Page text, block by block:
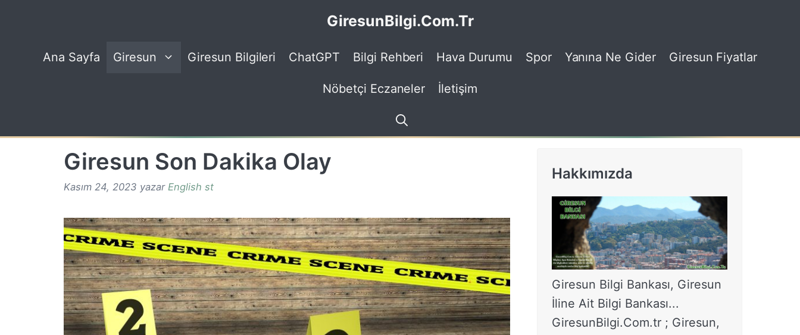
GiresunBilgi.Com.Tr
Ana Sayfa Giresun Giresun Bilgileri ChatGPT Bilgi Rehberi Hava Durumu Spor Yanına Ne Gider Giresun Fiyatlar
Nöbetçi Eczaneler İletişim
Giresun Son Dakika Olay
Kasım 24, 2023 yazar English st
Hakkımızda
Giresun Bilgi Bankası, Giresun
İline Ait Bilgi Bankası...
GiresunBilgi.Com.tr ; Giresun,